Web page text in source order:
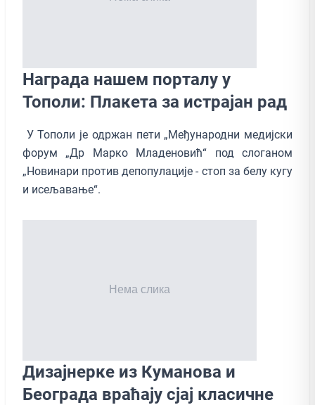
Награда нашем порталу у
Тополи: Плакета за истрајан рад
У Тополи је одржан пети „Међународни медијски
форум „Др Марко Младеновић“ под слоганом
„Новинари против депопулације - стоп за белу кугу
и исељавање“.
Дизајнерке из Куманова и
Београда враћају сјај класичне